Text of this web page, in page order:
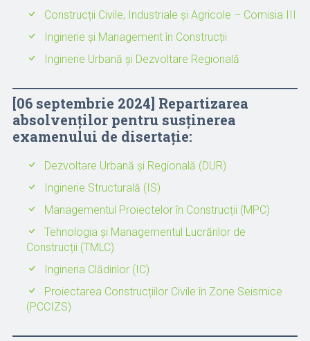
Construcții Civile, Industriale și Agricole – Comisia III
Inginerie și Management în Construcții
Inginerie Urbană și Dezvoltare Regională
[06 septembrie 2024] Repartizarea
absolvenților pentru susținerea
examenului de disertație:
Dezvoltare Urbană și Regională (DUR)
Inginerie Structurală (IS)
Managementul Proiectelor în Construcții (MPC)
Tehnologia și Managementul Lucrărilor de
Construcții (TMLC)
Ingineria Clădirilor (IC)
Proiectarea Construcțiilor Civile în Zone Seismice
(PCCIZS)